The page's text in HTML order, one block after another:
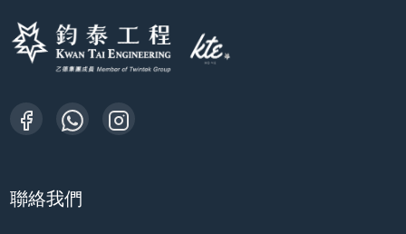
聯絡我們